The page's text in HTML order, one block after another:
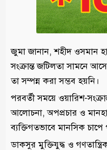
জুমা জানান, শহীদ ওসমান
সংক্রান্ত জটিলতা সামনে
তা সম্পন্ন করা সম্ভব হয়নি।
পরবর্তী সময়ে ওয়ারিশ-
আলোচনা, অপপ্রচার ও
ব্যক্তিগতভাবে মানসিক চাপে
ডাকসুর মুক্তিযুদ্ধ ও